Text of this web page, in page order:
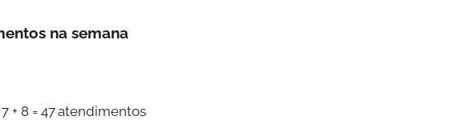
na semana
+ 8 = 47 atendimentos